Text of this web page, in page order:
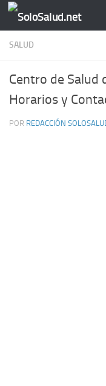
Saltar al contenido
SALUD
Centro de Salud
Horarios y
POR REDACCIÓN